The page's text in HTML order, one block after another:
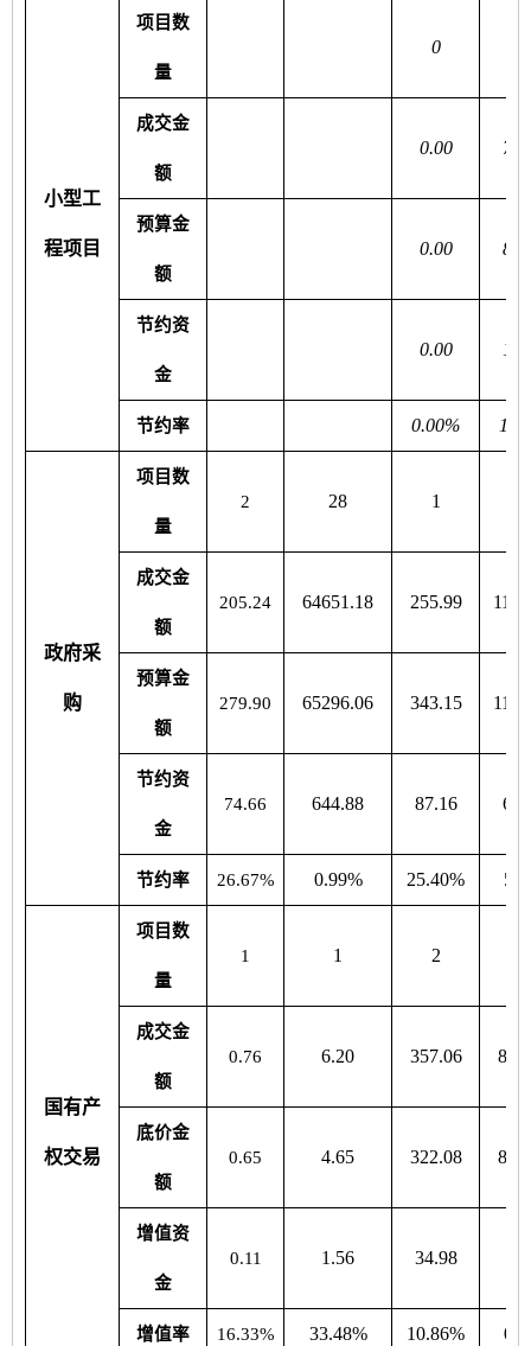
小型工
程项目
项目数
量
0
成交金
额
0.00
预算金
额
0.00
节约资
金
0.00
节约率 0.00%
政府采
购
项目数
量
2 28 1
成交金
额
205.24 64651.18 255.99
预算金
额
279.90 65296.06 343.15
节约资
金
74.66 644.88 87.16
节约率 26.67% 0.99% 25.40%
国有产
权交易
项目数
量
1 1 2
成交金
额
0.76 6.20 357.06
底价金
额
0.65 4.65 322.08
增值资
金
0.11 1.56 34.98
增值率 16.33% 33.48% 10.86%